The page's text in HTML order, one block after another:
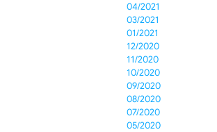
04/2021
03/2021
01/2021
12/2020
11/2020
10/2020
09/2020
08/2020
07/2020
05/2020